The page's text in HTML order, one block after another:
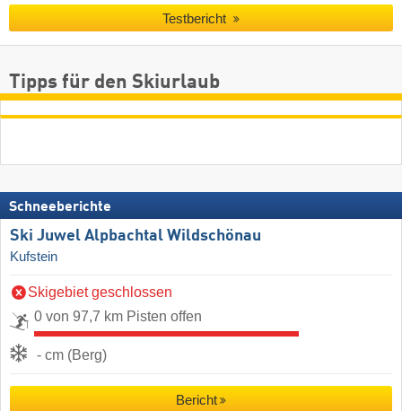
Testbericht
Tipps für den Skiurlaub
Schneeberichte
Ski Juwel Alpbachtal Wildschönau
Kufstein
Skigebiet geschlossen
0 von 97,7 km Pisten offen
- cm (Berg)
Bericht